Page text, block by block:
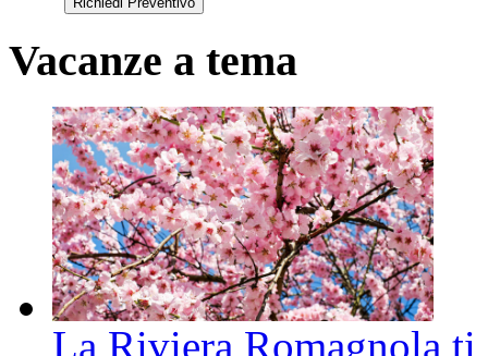
Vacanze a tema
La Riviera Romagnola